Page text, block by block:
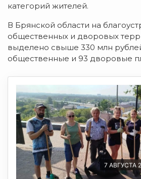
категорий жителей.
В Брянской области на
общественных и дворовых
выделено свыше 330 млн
общественные и 93 дворовые
7 АВГУСТА